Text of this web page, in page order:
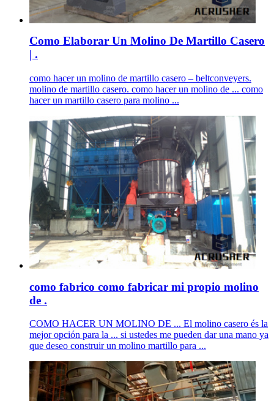
Como Elaborar Un Molino De Martillo Casero
| .
como hacer un molino de martillo casero – beltconveyers.
molino de martillo casero. como hacer un molino de ... como
hacer un martillo casero para molino ...
como fabrico como fabricar mi propio molino
de .
COMO HACER UN MOLINO DE ... El molino casero és la
mejor opción para la ... si ustedes me pueden dar una mano ya
que deseo construir un molino martillo para ...